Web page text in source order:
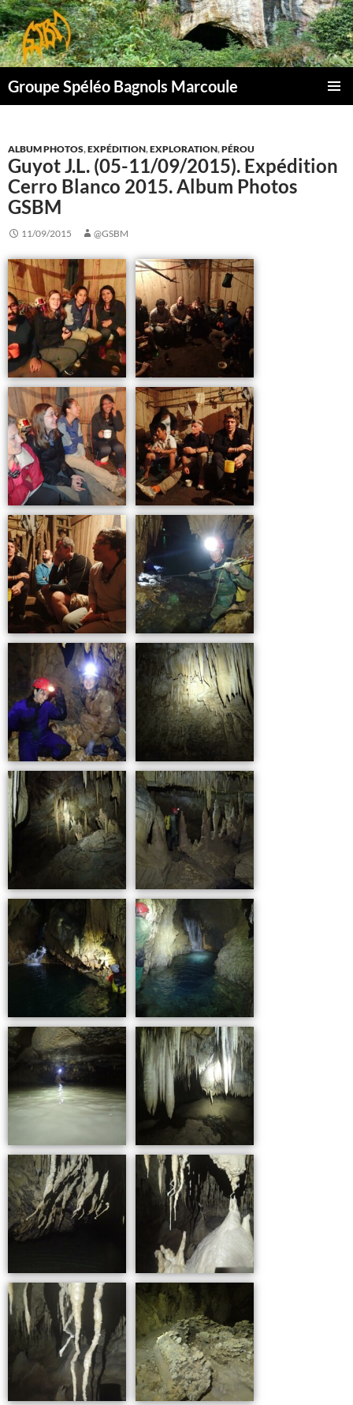
Aller
au
contenu
Groupe Spéléo Bagnols Marcoule
ALBUM PHOTOS,EXPÉDITION,EXPLORATION,PÉROU
Guyot J.L. (05-11/09/2015). Expédition
Cerro Blanco 2015. Album Photos
GSBM
11/09/2015 @GSBM